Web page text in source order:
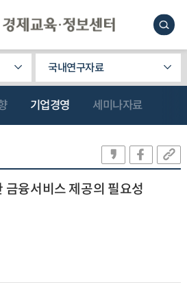
국내연구자료
기업경영 세미나자료
금융서비스 제공의 필요성